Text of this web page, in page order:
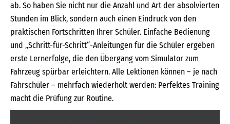
ab. So haben Sie nicht nur die Anzahl und Art der absolvierten
Stunden im Blick, sondern auch einen Eindruck von den
praktischen Fortschritten Ihrer Schüler. Einfache Bedienung
und „Schritt-für-Schritt“-Anleitungen für die Schüler ergeben
erste Lernerfolge, die den Übergang vom Simulator zum
Fahrzeug spürbar erleichtern. Alle Lektionen können – je nach
Fahrschüler – mehrfach wiederholt werden: Perfektes Training
macht die Prüfung zur Routine.